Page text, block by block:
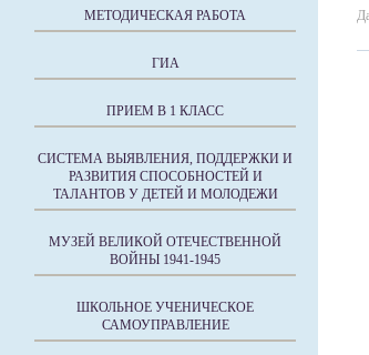
МЕТОДИЧЕСКАЯ РАБОТА
ГИА
ПРИЕМ В 1 КЛАСС
СИСТЕМА ВЫЯВЛЕНИЯ, ПОДДЕРЖКИ И
РАЗВИТИЯ СПОСОБНОСТЕЙ И
ТАЛАНТОВ У ДЕТЕЙ И МОЛОДЕЖИ
МУЗЕЙ ВЕЛИКОЙ ОТЕЧЕСТВЕННОЙ
ВОЙНЫ 1941-1945
ШКОЛЬНОЕ УЧЕНИЧЕСКОЕ
САМОУПРАВЛЕНИЕ